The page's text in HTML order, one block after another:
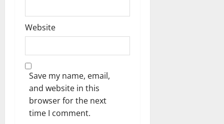
Website
Save my name, email,
and website in this
browser for the next
time I comment.